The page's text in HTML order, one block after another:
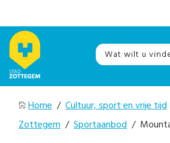
Home / Cultuur, sport en vrije tijd
Zottegem / Sportaanbod /